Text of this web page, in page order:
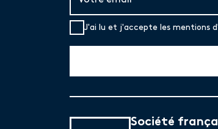
J'ai lu et j'accepte les mentions
Société